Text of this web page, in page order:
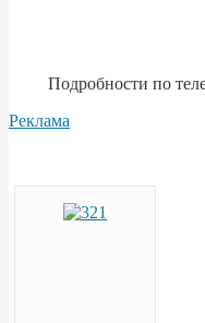
Подробности по
Реклама